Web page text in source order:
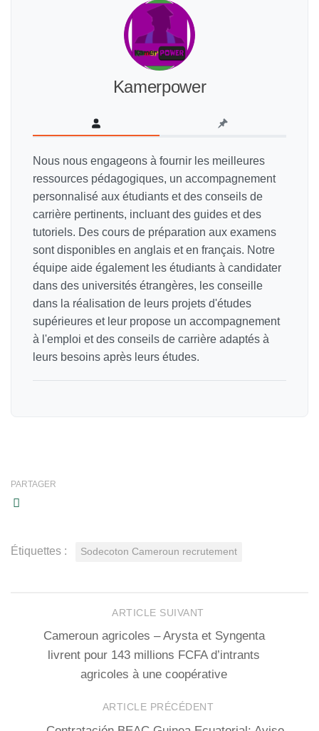
Kamerpower
Nous nous engageons à fournir les meilleures
ressources pédagogiques, un accompagnement
personnalisé aux étudiants et des conseils de
carrière pertinents, incluant des guides et des
tutoriels. Des cours de préparation aux examens
sont disponibles en anglais et en français. Notre
équipe aide également les étudiants à candidater
dans des universités étrangères, les conseille
dans la réalisation de leurs projets d'études
supérieures et leur propose un accompagnement
à l'emploi et des conseils de carrière adaptés à
leurs besoins après leurs études.
PARTAGER
Étiquettes : Sodecoton Cameroun recrutement
ARTICLE SUIVANT
Cameroun agricoles – Arysta et Syngenta
livrent pour 143 millions FCFA d’intrants
agricoles à une coopérative
ARTICLE PRÉCÉDENT